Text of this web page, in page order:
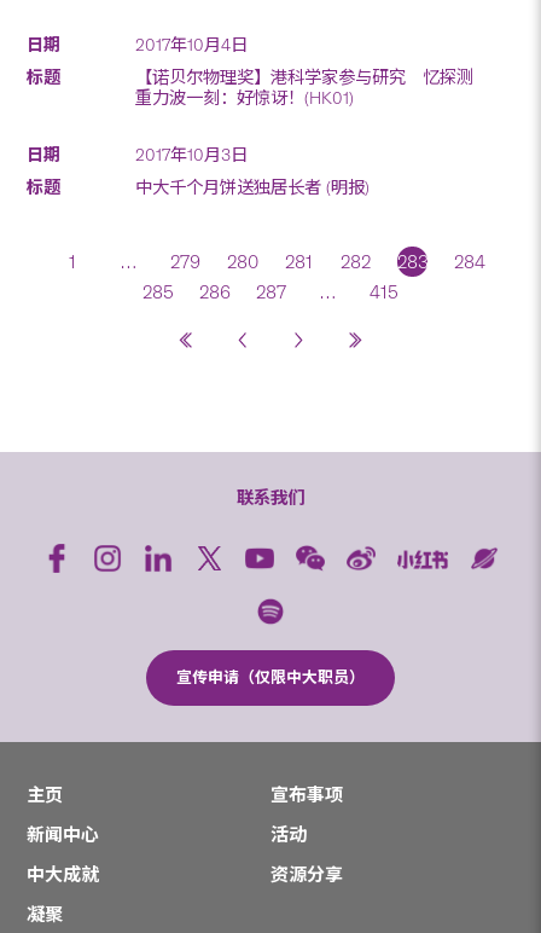
2017年10月4日
【诺贝尔物理奖】港科学家参与研究 忆探测
重力波一刻：好惊讶！(HK01)
2017年10月3日
中大千个月饼送独居长者 (明报)
1 … 279 280 281 282 283
284
285
286 287 … 415
联系我们
宣传申请（仅限中大职员）
主页
宣布事项
新闻中心
活动
中大成就
资源分享
凝聚